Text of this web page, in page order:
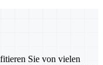
Sie von vielen